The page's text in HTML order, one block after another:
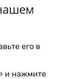
его в
и нажмите